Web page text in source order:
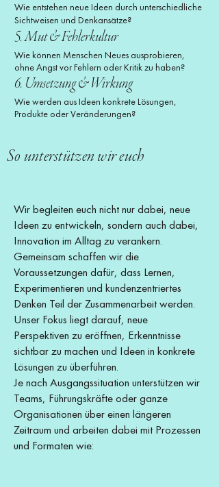
Wie entstehen neue Ideen durch unterschiedliche
Sichtweisen und Denkansätze?
5. Mut & Fehlerkultur
Wie können Menschen Neues ausprobieren,
ohne Angst vor Fehlern oder Kritik zu haben?
6. Umsetzung & Wirkung
Wie werden aus Ideen konkrete Lösungen,
Produkte oder Veränderungen?
So unterstützen wir euch
Wir begleiten euch nicht nur dabei, neue
Ideen zu entwickeln, sondern auch dabei,
Innovation im Alltag zu verankern.
Gemeinsam schaffen wir die
Voraussetzungen dafür, dass Lernen,
Experimentieren und kundenzentriertes
Denken Teil der Zusammenarbeit werden.
Unser Fokus liegt darauf, neue
Perspektiven zu eröffnen, Erkenntnisse
sichtbar zu machen und Ideen in konkrete
Lösungen zu überführen.
Je nach Ausgangssituation unterstützen wir
Teams, Führungskräfte oder ganze
Organisationen über einen längeren
Zeitraum und arbeiten dabei mit Prozessen
und Formaten wie: